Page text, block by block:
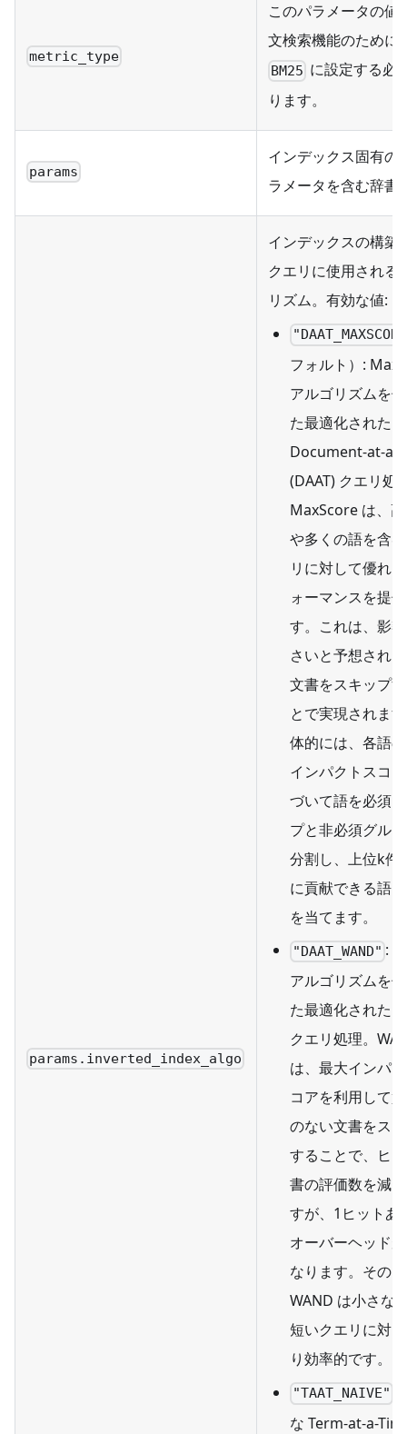
metric_type
このパラメータの値
文検索機能のために
BM25 に設定する必
ります。
params
インデックス固有の
ラメータを含む辞書
params.inverted_index_algo
インデックスの構築
クエリに使用される
リズム。有効な値:
フォルト）:
アルゴリズムを
た最適化された
Document-at-a-
(DAAT) クエリ処
MaxScore は、
や多くの語を含
リに対して優れ
ォーマンスを提
す。これは、影
さいと予想され
文書をスキップ
とで実現されま
体的には、各語
インパクトスコ
づいて語を必須
プと非必須グル
分割し、上位k件
に貢献できる語
を当てます。
"DAAT_WAND" :
アルゴリズムを
た最適化された
クエリ処理。
は、最大インパ
コアを利用して
のない文書をス
することで、ヒ
書の評価数を減
すが、1ヒットあ
オーバーヘッド
なります。その
WAND は小さな
短いクエリに対
り効率的です。
"TAAT_NAIVE"
な Term-at-a-